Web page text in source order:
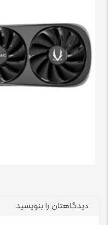
دیدگاهتان را بنویسید